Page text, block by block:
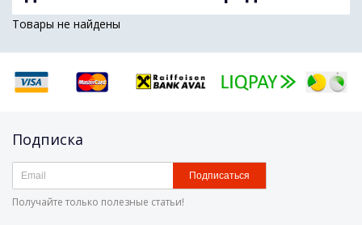
Товары не найдены
Подписка
Подписаться
Получайте только полезные статьи!